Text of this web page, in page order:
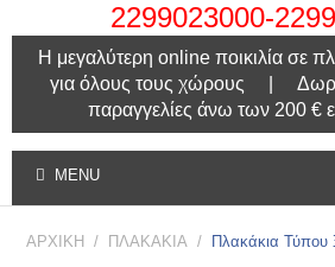
2299023000-
Η μεγαλύτερη online ποικιλία σε
για όλους τους χώρους |
παραγγελίες άνω των 200 €
MENU
ΑΡΧΙΚΗ / ΠΛΑΚΑΚΙΑ / Πλακάκια Τύπου